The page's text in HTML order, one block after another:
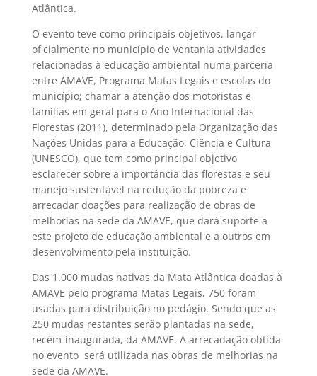
Atlântica.
O evento teve como principais objetivos, lançar
oficialmente no município de Ventania atividades
relacionadas à educação ambiental numa parceria
entre AMAVE, Programa Matas Legais e escolas do
município; chamar a atenção dos motoristas e
famílias em geral para o Ano Internacional das
Florestas (2011), determinado pela Organização das
Nações Unidas para a Educação, Ciência e Cultura
(UNESCO), que tem como principal objetivo
esclarecer sobre a importância das florestas e seu
manejo sustentável na redução da pobreza e
arrecadar doações para realização de obras de
melhorias na sede da AMAVE, que dará suporte a
este projeto de educação ambiental e a outros em
desenvolvimento pela instituição.
Das 1.000 mudas nativas da Mata Atlântica doadas à
AMAVE pelo programa Matas Legais, 750 foram
usadas para distribuição no pedágio. Sendo que as
250 mudas restantes serão plantadas na sede,
recém-inaugurada, da AMAVE. A arrecadação obtida
no evento será utilizada nas obras de melhorias na
sede da AMAVE.